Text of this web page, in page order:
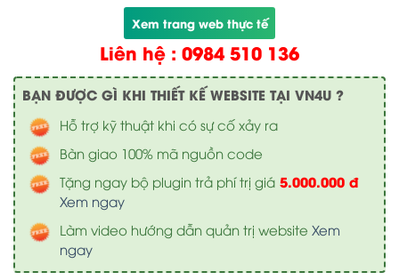
Xem trang web thực tế
Liên hệ : 0984 510 136
BẠN ĐƯỢC GÌ KHI THIẾT KẾ WEBSITE TẠI VN4U ?
Hỗ trợ kỹ thuật khi có sự cố xảy ra
Bàn giao 100% mã nguồn code
Tặng ngay bộ plugin trả phí trị giá 5.000.000 đ
Xem ngay
Làm video hướng dẫn quản trị website Xem
ngay